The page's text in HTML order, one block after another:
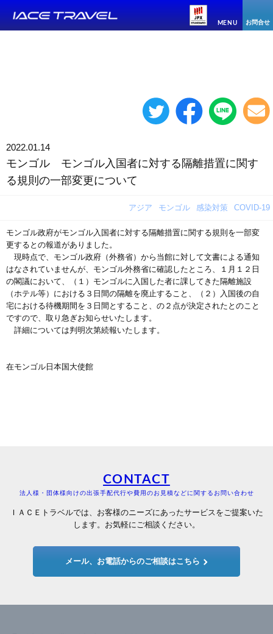
MENU お問合せ
2022.01.14
モンゴル モンゴル入国者に対する隔離措置に関す
る規則の一部変更について
アジア モンゴル 感染対策 COVID-19
モンゴル政府がモンゴル入国者に対する隔離措置に関する規則を一部変
更するとの報道がありました。
現時点で、モンゴル政府（外務省）から当館に対して文書による通知
はなされていませんが、モンゴル外務省に確認したところ、１月１２日
の閣議において、（１）モンゴルに入国した者に課してきた隔離施設
（ホテル等）における３日間の隔離を廃止すること、（２）入国後の自
宅における待機期間を３日間とすること、の２点が決定されたとのこと
ですので、取り急ぎお知らせいたします。
詳細については判明次第続報いたします。
在モンゴル日本国大使館
CONTACT
法人様・団体様向けの出張手配代行や費用のお見積などに関するお問い合わせ
ＩＡＣＥトラベルでは、お客様のニーズにあったサービスをご提案いた
します。お気軽にご相談ください。
メール、お電話からのご相談はこちら